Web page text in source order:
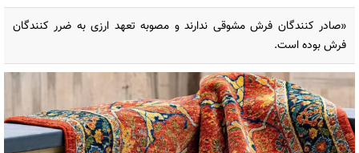
«صادر کنندگان فرش مشوقی ندارند و مصوبه تعهد ارزی به ضرر کنندگان
فرش بوده است.